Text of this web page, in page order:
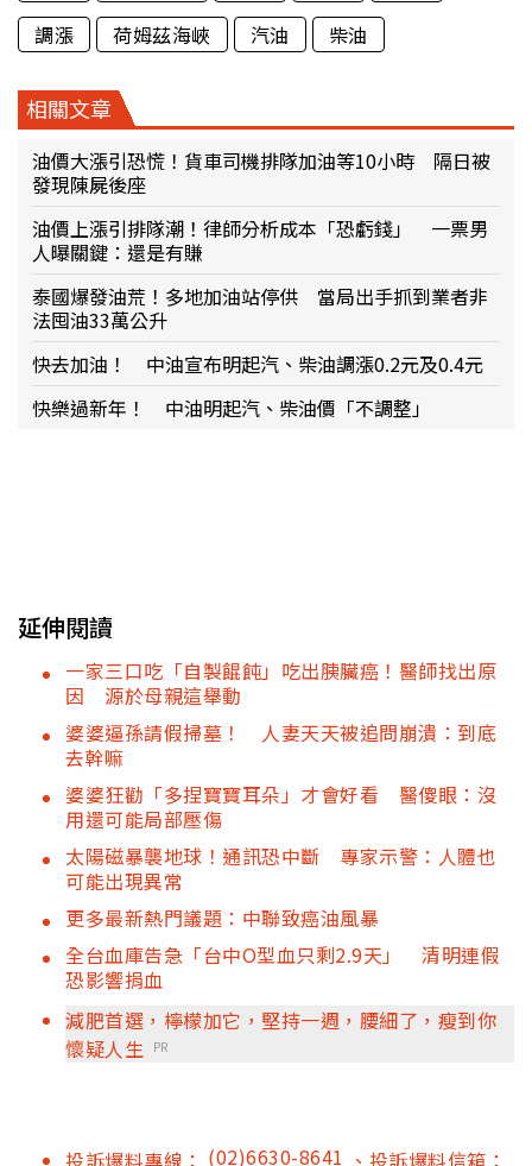
調漲
荷姆茲海峽 汽油 柴油
相關文章
油價大漲引恐慌！貨車司機排隊加油等10小時 隔日被
發現陳屍後座
油價上漲引排隊潮！律師分析成本「恐虧錢」 一票男
人曝關鍵：還是有賺
泰國爆發油荒！多地加油站停供 當局出手抓到業者非
法囤油33萬公升
快去加油！ 中油宣布明起汽、柴油調漲0.2元及0.4元
快樂過新年！ 中油明起汽、柴油價「不調整」
延伸閱讀
一家三口吃「自製餛飩」吃出胰臟癌！醫師找出原
因 源於母親這舉動
婆婆逼孫請假掃墓！ 人妻天天被追問崩潰：到底
去幹嘛
婆婆狂勸「多捏寶寶耳朵」才會好看 醫傻眼：沒
用還可能局部壓傷
太陽磁暴襲地球！通訊恐中斷 專家示警：人體也
可能出現異常
更多最新熱門議題：中聯致癌油風暴
全台血庫告急「台中O型血只剩2.9天」 清明連假
恐影響捐血
減肥首選，檸檬加它，堅持一週，腰細了，瘦到你
懷疑人生
PR
投訴爆料專線： (02)6630-8641 、投訴爆料信箱：